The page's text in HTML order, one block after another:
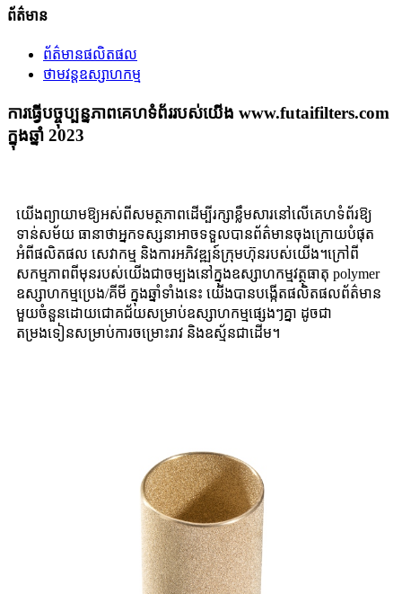
ព័ត៌មាន
ព័ត៌មានផលិតផល
ថាមវន្តឧស្សាហកម្ម
ការធ្វើបច្ចុប្បន្នភាពគេហទំព័ររបស់យើង www.futaifilters.com
ក្នុងឆ្នាំ 2023
យើងព្យាយាមឱ្យអស់ពីសមត្ថភាពដើម្បីរក្សាខ្លឹមសារនៅលើគេហទំព័រឱ្យ
ទាន់សម័យ ធានាថាអ្នកទស្សនាអាចទទួលបានព័ត៌មានចុងក្រោយបំផុត
អំពីផលិតផល សេវាកម្ម និងការអភិវឌ្ឍន៍ក្រុមហ៊ុនរបស់យើង។ក្រៅពី
សកម្មភាពពីមុនរបស់យើងជាចម្បងនៅក្នុងឧស្សាហកម្មវត្ថុធាតុ polymer
ឧស្សាហកម្មប្រេង/គីមី ក្នុងឆ្នាំទាំងនេះ យើងបានបង្កើតផលិតផលព័ត៌មាន
មួយចំនួនដោយជោគជ័យសម្រាប់ឧស្សាហកម្មផ្សេងៗគ្នា ដូចជា
តម្រងទៀនសម្រាប់ការចម្រោះរាវ និងឧស្ម័នជាដើម។